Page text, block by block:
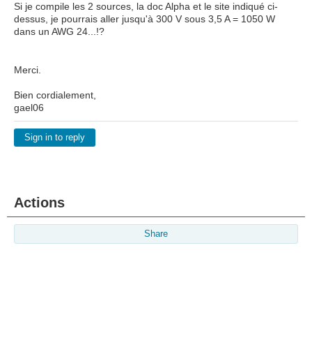
Si je compile les 2 sources, la doc Alpha et le site indiqué ci-
dessus, je pourrais aller jusqu'à 300 V sous 3,5 A = 1050 W
dans un AWG 24...!?
Merci.
Bien cordialement,
gael06
Sign in to reply
Actions
Share